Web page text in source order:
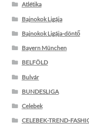
Atlétika
Bajnokok Ligája
Bajnokok Ligája-döntő
Bayern München
BELFÖLD
Bulvár
BUNDESLIGA
Celebek
CELEBEK-TREND-